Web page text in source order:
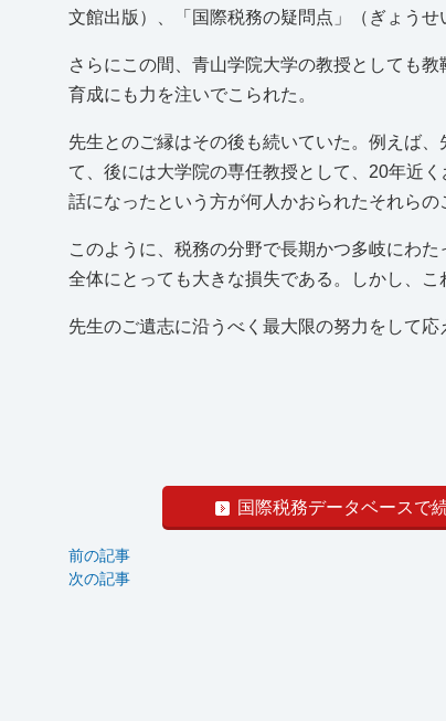
文館出版）、「国際税務の疑問点」（ぎょうせ
さらにこの間、青山学院大学の教授としても
育成にも力を注いでこられた。
先生とのご縁はその後も続いていた。例えば
て、後には大学院の専任教授として、20年近
話になったという方が何人かおられたそれらの
このように、税務の分野で長期かつ多岐にわ
全体にとっても大きな損失である。しかし、
先生のご遺志に沿うべく最大限の努力をして
国際税務データベースで
前の記事
次の記事